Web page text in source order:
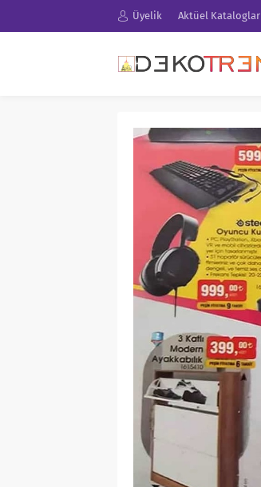
Üyelik Aktüel Kataloglar